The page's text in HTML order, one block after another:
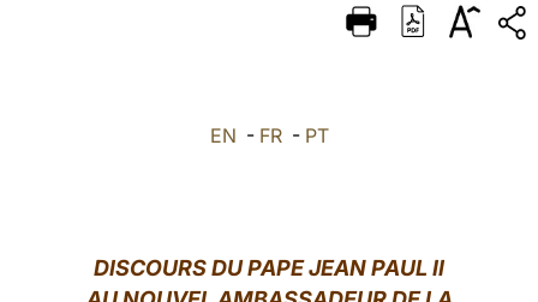
DEUTSCH
EN - FR- PT
DISCOURS DU PAPE JEAN PAUL II